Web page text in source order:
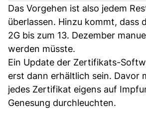
Das Vorgehen ist also jedem
überlassen. Hinzu kommt, dass
2G bis zum 13. Dezember
werden müsste.
Ein Update der Zertifikats-
erst dann erhältlich sein. Davor
jedes Zertifikat eigens auf
Genesung durchleuchten.